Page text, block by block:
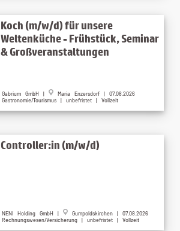
Koch (m/w/d) für unsere
Weltenküche - Frühstück, Seminar
& Großveranstaltungen
Gabrium GmbH |
Maria Enzersdorf | 07.08.2026
Gastronomie/Tourismus | unbefristet | Vollzeit
Controller:in (m/w/d)
NENI Holding GmbH |
Gumpoldskirchen | 07.08.2026
Rechnungswesen/Versicherung | unbefristet | Vollzeit